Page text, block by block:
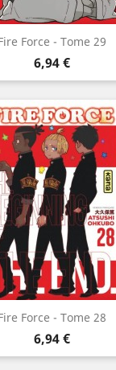
Force - Tome 29
Prix
6,94 €
Force - Tome 28
Prix
6,94 €